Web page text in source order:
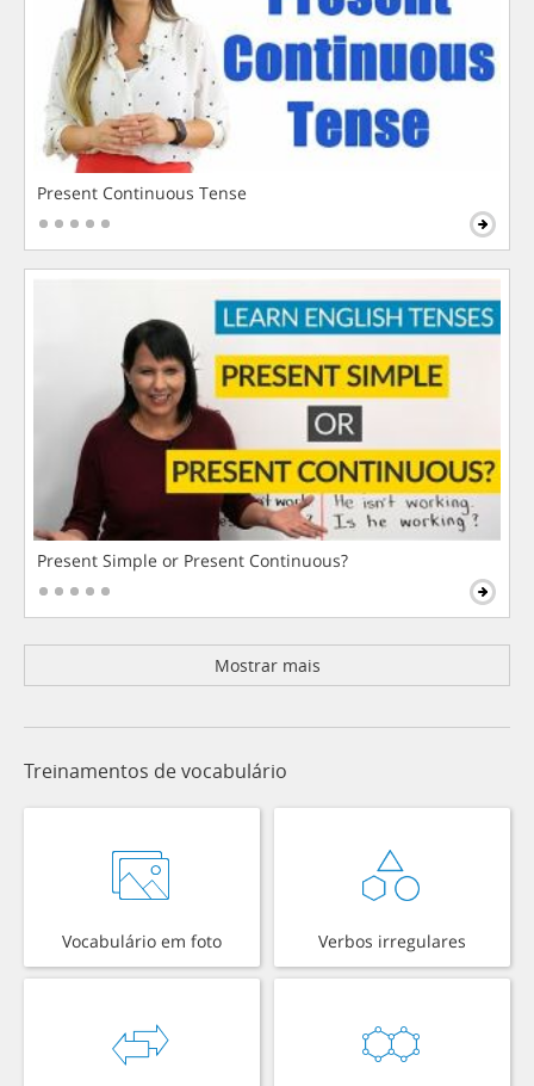
Present Continuous Tense
Present Simple or Present Continuous?
Mostrar mais
Treinamentos de vocabulário
Vocabulário em foto Verbos irregulares